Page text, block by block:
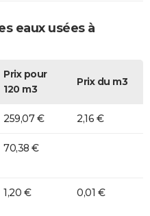
eaux usées à
Prix pour
120 m3
Prix du m3
259,07 € 2,16 €
70,38 €
1,20 € 0,01 €